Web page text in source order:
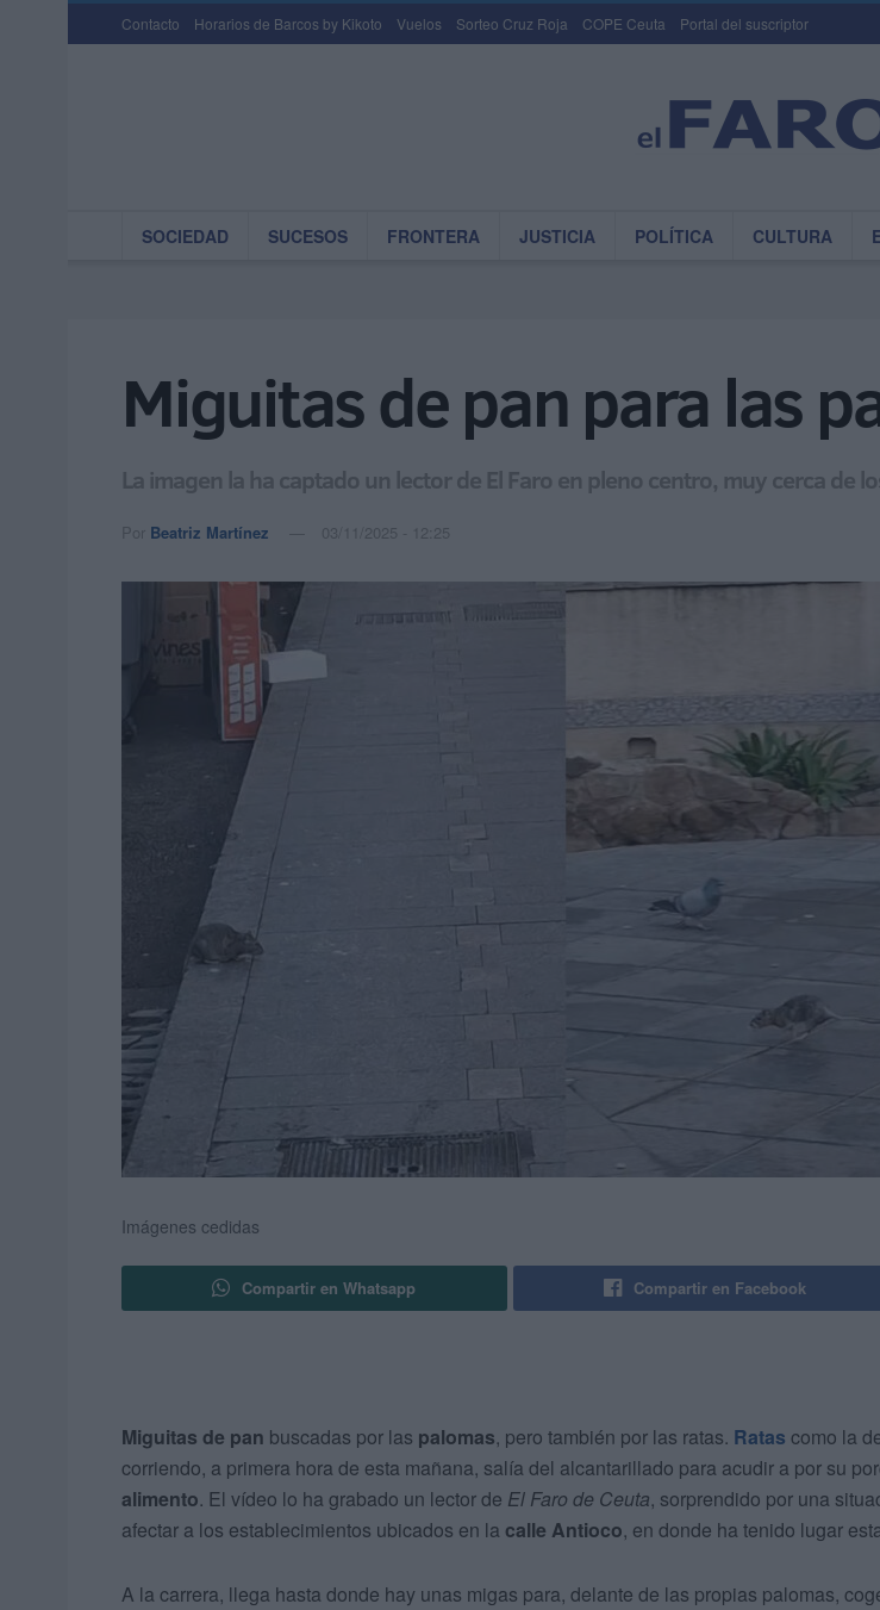
Contacto Horarios de Barcos by Kikoto Vuelos Sorteo Cruz Roja COPE Ceuta Portal del suscriptor
SOCIEDAD SUCESOS FRONTERA JUSTICIA POLÍTICA CULTURA
Miguitas de pan para las
La imagen la ha captado un lector de El Faro en pleno centro, muy cerca de
Por Beatriz Martínez 03/11/2025 - 12:25
Imágenes cedidas
Compartir en Whatsapp Compartir en Facebook
Miguitas de pan buscadas por las palomas, pero también por las ratas. Ratas como la
corriendo, a primera hora de esta mañana, salía del alcantarillado para acudir a por su
alimento. El vídeo lo ha grabado un lector de El Faro de Ceuta, sorprendido por una
afectar a los establecimientos ubicados en la calle Antioco, en donde ha tenido lugar
A la carrera, llega hasta donde hay unas migas para, delante de las propias palomas,